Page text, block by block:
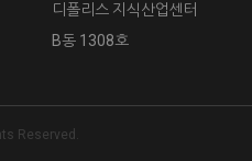
디폴리스 지식산업센터
B동 1308호
Reserved.